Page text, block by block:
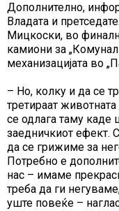
Дополнително,
Владата и
Мицкоски, во
камиони за
механизацијата во
– Но, колку и да се
третираат
се одлага таму каде
заедничкиот ефект.
да се грижиме за
Потребно е
нас – имаме
треба да ги
уште повеќе –